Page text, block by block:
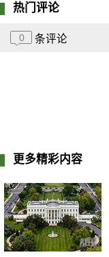
热门评论
0 条评论
更多精彩内容